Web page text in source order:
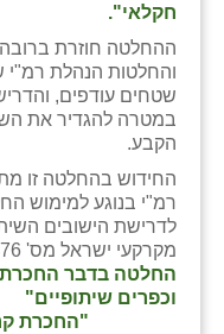
חקלאי".
ההחלטה חוזרת ברובה
והחלטות הנהלת רמ"י
שטחים עודפים,
במטרה להגדיר את
הקבע.
החידוש בהחלטה זו
רמ"י בנוגע למימוש
לדרישת הישובים
מקרקעי ישראל מס' 476
החלטה בדבר החכרת
וכפרים שיתופיים"
"החכרת
גני יהודה
גנות
ורד יריחו
זוהר
הדר עם
חבצלת השרון